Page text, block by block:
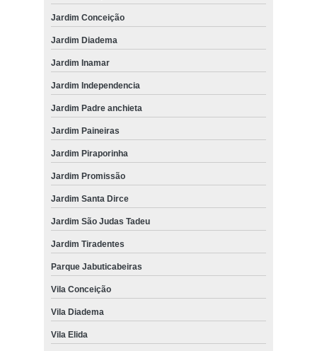
Jardim Conceição
Jardim Diadema
Jardim Inamar
Jardim Independencia
Jardim Padre anchieta
Jardim Paineiras
Jardim Piraporinha
Jardim Promissão
Jardim Santa Dirce
Jardim São Judas Tadeu
Jardim Tiradentes
Parque Jabuticabeiras
Vila Conceição
Vila Diadema
Vila Elida